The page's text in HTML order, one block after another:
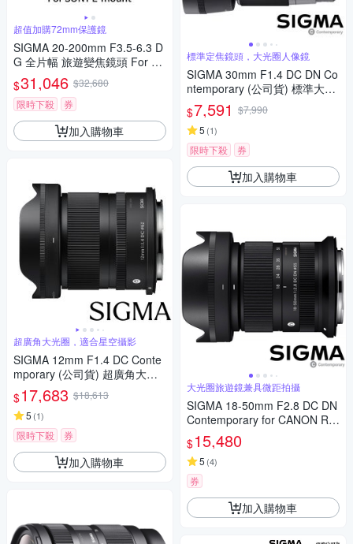
超值加購72mm保護鏡
SIGMA 20-200mm F3.5-6.3 D
G 全片幅 旅遊變焦鏡頭 For S
ONY E-mount + SIGMA WR U
V 72mm 最頂級保護鏡 (公司
貨)
$31,046 $32,680
限時下殺
券
加入購物車
超廣角大光圈，適合星空攝影
SIGMA 12mm F1.4 DC Conte
mporary (公司貨) 超廣角大光
圈定焦鏡 星空鏡 APS-C 無反微
單眼專用鏡頭
$17,683 $18,613
5 (1)
限時下殺 券
加入購物車
標準定焦鏡頭，大光圈人像鏡
SIGMA 30mm F1.4 DC DN Co
ntemporary (公司貨) 標準大光
圈定焦鏡頭 人像鏡 APS-C 無反
微單眼專用鏡頭
$7,591 $7,990
5 (1)
限時下殺 券
加入購物車
大光圈旅遊鏡兼具微距拍攝
SIGMA 18-50mm F2.8 DC DN
Contemporary for CANON RF
接環 (公司貨) 旅遊鏡 APS-C 無
反微單眼專用鏡頭
$15,480
5 (4)
券
加入購物車